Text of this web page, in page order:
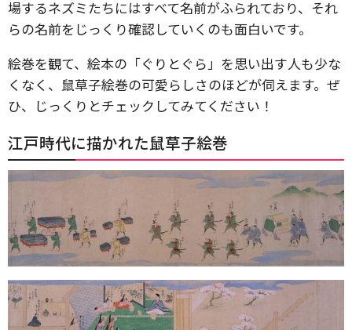
場するネズミたちにはすべて名前がふられており、それ
らの名前をじっくり確認していくのも面白いです。
絵巻を観て、絵本の「ぐりとぐら」を思い出す人も少な
くなく、鼠草子絵巻の可愛らしさのほどが伺えます。ぜ
ひ、じっくりとチェックしてみてください！
江戸時代に描かれた鼠草子絵巻